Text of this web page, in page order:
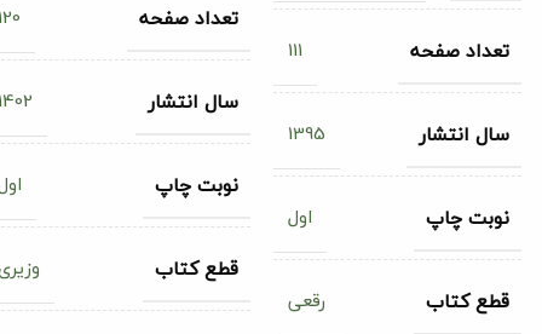
تعداد صفحه 111
سال انتشار 1395
نوبت چاپ اول
قطع کتاب رقعی
تعداد صفحه
سال انتشار
نوبت چاپ
قطع کتاب